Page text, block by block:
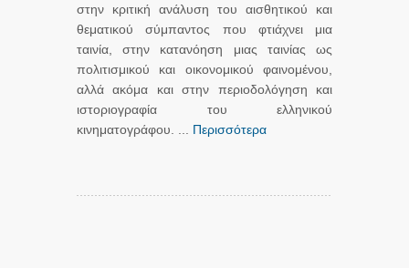
στην κριτική ανάλυση του αισθητικού και
θεματικού σύμπαντος που φτιάχνει μια
ταινία, στην κατανόηση μιας ταινίας ως
πολιτισμικού και οικονομικού φαινομένου,
αλλά ακόμα και στην περιοδολόγηση και
ιστοριογραφία του ελληνικού
κινηματογράφου. ... Περισσότερα